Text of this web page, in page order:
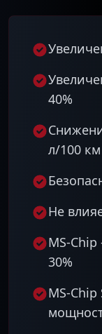
40%
л/100 км
Не
MS-
30%
MS-